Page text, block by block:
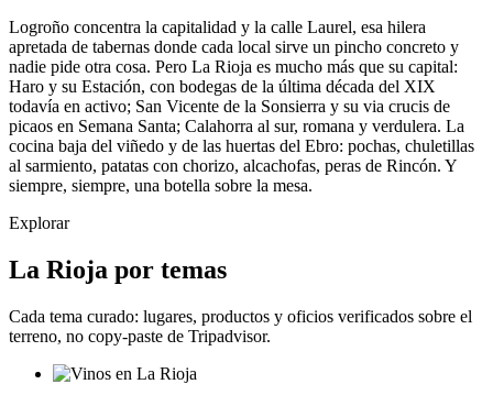
Logroño concentra la capitalidad y la calle Laurel, esa hilera
apretada de tabernas donde cada local sirve un pincho concreto y
nadie pide otra cosa. Pero La Rioja es mucho más que su capital:
Haro y su Estación, con bodegas de la última década del XIX
todavía en activo; San Vicente de la Sonsierra y su via crucis de
picaos en Semana Santa; Calahorra al sur, romana y verdulera. La
cocina baja del viñedo y de las huertas del Ebro: pochas, chuletillas
al sarmiento, patatas con chorizo, alcachofas, peras de Rincón. Y
siempre, siempre, una botella sobre la mesa.
Explorar
La Rioja por temas
Cada tema curado: lugares, productos y oficios verificados sobre el
terreno, no copy-paste de Tripadvisor.